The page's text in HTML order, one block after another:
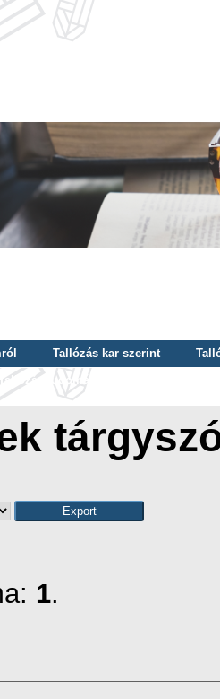
Tallózás kar szerint
tudományterület szerint
1.